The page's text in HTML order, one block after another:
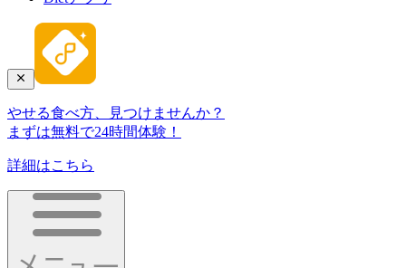
やせる食べ方、見つけませんか？
まずは無料で24時間体験！
詳細はこちら